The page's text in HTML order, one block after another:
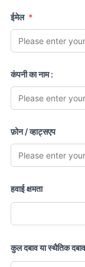
ईमेल *
कंपनी का नाम :
फ़ोन / व्हाट्सएप
हवाई क्षमता
कुल दबाव या स्थैतिक दबाव